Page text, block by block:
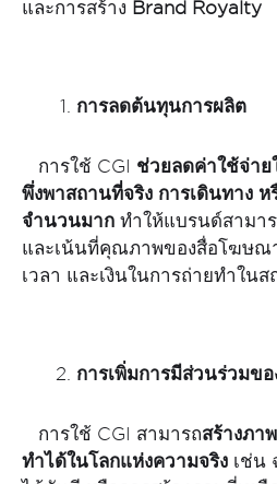
และการสร้าง Brand Royalty
การลดต้นทุนการผลิต
การใช้ CGI ช่วยลดค่าใช้จ่า
พึ่งพาสถานที่จริง การเดินทาง
จำนวนมาก ทำให้แบรนด์สามา
และเน้นที่คุณภาพของสื่อโฆษณ
เวลา และเงินในการถ่ายทำในส
การเพิ่มการมีส่วนร่วมขอ
การใช้ CGI สามารถสร้างภา
ทำได้ในโลกแห่งความจริง เช่น